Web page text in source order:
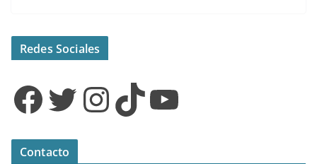
Redes Sociales
Facebook Twitter InstagramTikTok YouTube
Contacto